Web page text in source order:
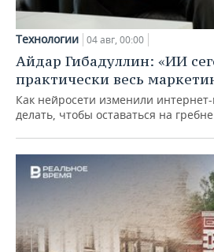
Технологии 04 авг, 00:00
Айдар Гибадуллин: «ИИ
практически весь
Как нейросети изменили
делать, чтобы оставаться на